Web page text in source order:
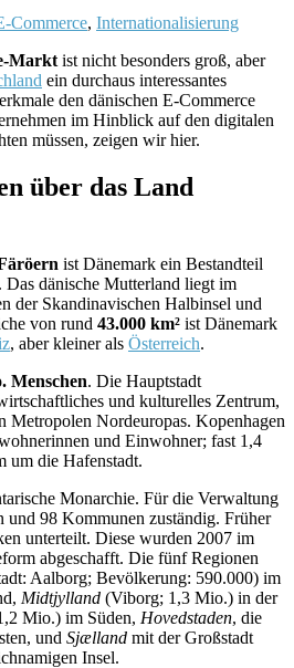
Commerce, Internationalisierung
Markt ist nicht besonders groß, aber
ein durchaus interessantes
den dänischen E-Commerce
im Hinblick auf den digitalen
müssen, zeigen wir hier.
über das Land
ist Dänemark ein Bestandteil
dänische Mutterland liegt im
der Skandinavischen Halbinsel und
von rund 43.000 km² ist Dänemark
, aber kleiner als Österreich.
Menschen. Die Hauptstadt
und kulturelles Zentrum,
Metropolen Nordeuropas. Kopenhagen
und Einwohner; fast 1,4
um die Hafenstadt.
Monarchie. Für die Verwaltung
und 98 Kommunen zuständig. Früher
unterteilt. Diese wurden 2007 im
abgeschafft. Die fünf Regionen
Aalborg; Bevölkerung: 590.000) im
Midtjylland (Viborg; 1,3 Mio.) in der
Mio.) im Süden, Hovedstaden, die
und Sjælland mit der Großstadt
Insel.